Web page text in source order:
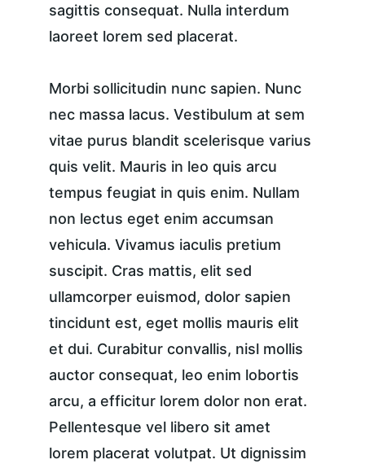
sagittis consequat. Nulla interdum
laoreet lorem sed placerat.
Morbi sollicitudin nunc sapien. Nunc
nec massa lacus. Vestibulum at sem
vitae purus blandit scelerisque varius
quis velit. Mauris in leo quis arcu
tempus feugiat in quis enim. Nullam
non lectus eget enim accumsan
vehicula. Vivamus iaculis pretium
suscipit. Cras mattis, elit sed
ullamcorper euismod, dolor sapien
tincidunt est, eget mollis mauris elit
et dui. Curabitur convallis, nisl mollis
auctor consequat, leo enim lobortis
arcu, a efficitur lorem dolor non erat.
Pellentesque vel libero sit amet
lorem placerat volutpat. Ut dignissim